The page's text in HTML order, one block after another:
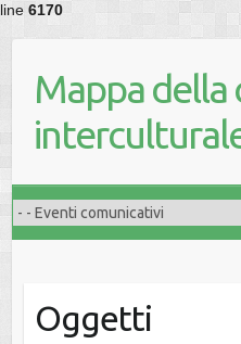
line 6170
Mappa della
Oggetti